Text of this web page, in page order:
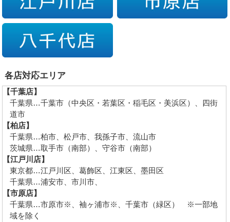
各店対応エリア
【千葉店】
千葉県…千葉市（中央区・若葉区・稲毛区・美浜区）、四街
道市
【柏店】
千葉県…柏市、松戸市、我孫子市、流山市
茨城県…取手市（南部）、守谷市（南部）
【江戸川店】
東京都…江戸川区、葛飾区、江東区、墨田区
千葉県…浦安市、市川市、
【市原店】
千葉県…市原市※、袖ヶ浦市※、千葉市（緑区） ※一部地
域を除く